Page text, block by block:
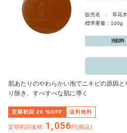
販売名 : 草花木
標準重量：100g
洗顔料
肌あたりのやわらかい泡でニキビの原因
り除き、すべすべな肌に導く
定期初回 20 %OFF 送料無料
定期初回価格: 1,056円(税込)